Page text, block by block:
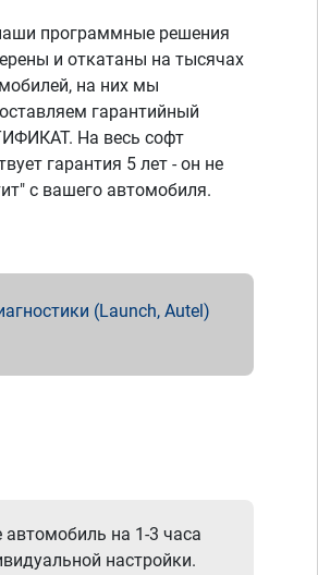
программные решения
и откатаны на тысячах
на них мы
гарантийный
На весь софт
гарантия 5 лет - он не
с вашего автомобиля.
(Launch, Autel)
автомобиль на 1-3 часа
настройки.